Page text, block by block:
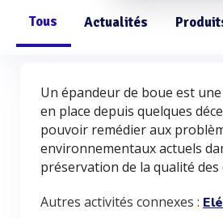
Tous Actualités
Un épandeur de boue est
en place depuis quelques
pouvoir remédier aux
environnementaux actuels
préservation de la qualité
Autres activités connexes :